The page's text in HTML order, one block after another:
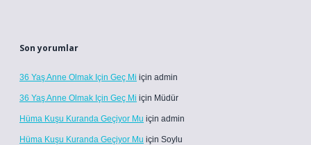
Son yorumlar
36 Yaş Anne Olmak Için Geç Mi için admin
36 Yaş Anne Olmak Için Geç Mi için Müdür
Hüma Kuşu Kuranda Geçiyor Mu için admin
Hüma Kuşu Kuranda Geçiyor Mu için Soylu